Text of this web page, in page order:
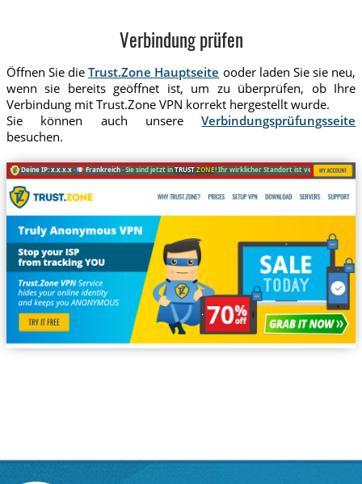
Verbindung prüfen
Öffnen Sie dieTrust.Zone Hauptseite ooder laden Sie sie neu,
wenn sie bereits geöffnet ist, um zu überprüfen, ob Ihre
Verbindung mit Trust.Zone VPN korrekt hergestellt wurde.
Sie können auch unsereVerbindungsprüfungsseite
besuchen.
Deine IP: x.x.x.x · Frankreich ·Sie sind jetzt inTRUST.ZONE! Ihr wirklicher Standort ist versteckt!